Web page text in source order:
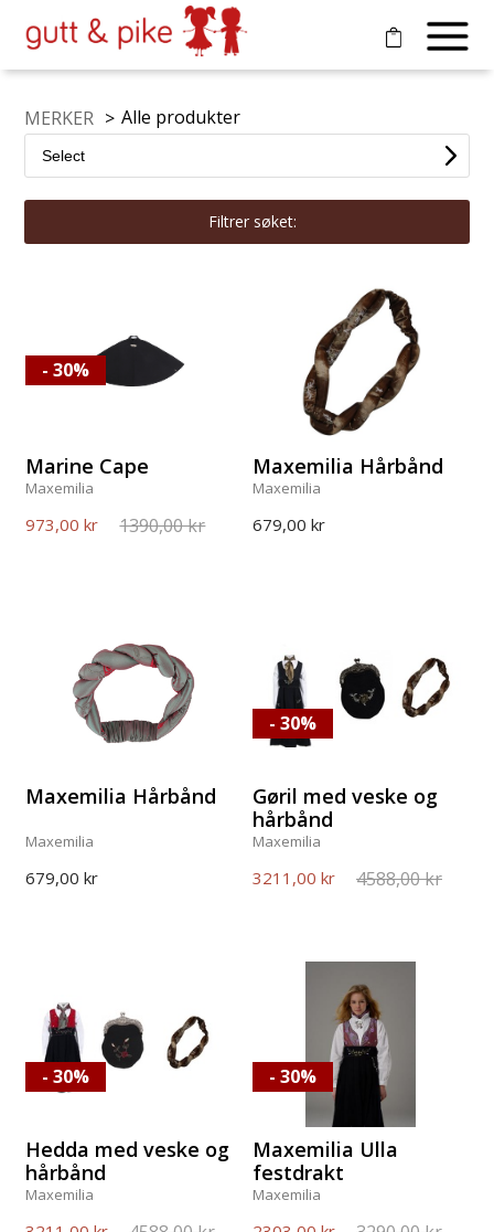
MERKER > Alle produkter
Filtrer søket:
Marine Cape
Maxemilia
973,00 kr 1390,00 kr
- 30%
Maxemilia Hårbånd
Maxemilia
679,00 kr
Maxemilia Hårbånd
Maxemilia
679,00 kr
Gøril med veske og
hårbånd
Maxemilia
3211,00 kr 4588,00 kr
- 30%
Hedda med veske og
hårbånd
Maxemilia
- 30%
Maxemilia Ulla
festdrakt
Maxemilia
- 30%